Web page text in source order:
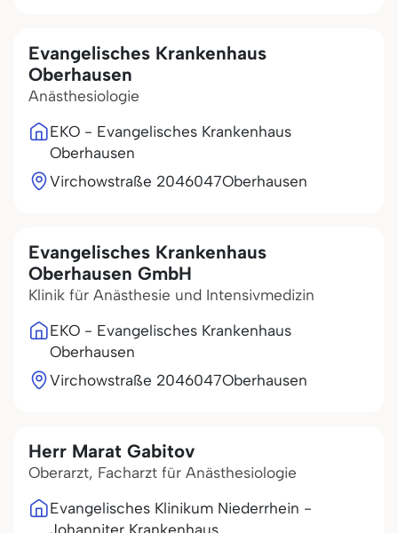
Evangelisches Krankenhaus
Oberhausen
Anästhesiologie
EKO - Evangelisches Krankenhaus
Oberhausen
Virchowstraße 2046047Oberhausen
Evangelisches Krankenhaus
Oberhausen GmbH
Klinik für Anästhesie und Intensivmedizin
EKO - Evangelisches Krankenhaus
Oberhausen
Virchowstraße 2046047Oberhausen
Herr Marat Gabitov
Oberarzt, Facharzt für Anästhesiologie
Evangelisches Klinikum Niederrhein -
Johanniter Krankenhaus